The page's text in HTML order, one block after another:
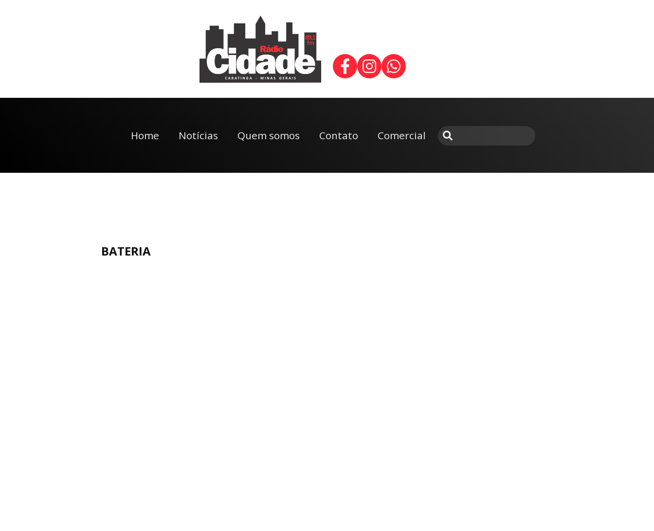
Home Notícias Quem somos Contato Comercial
BATERIA